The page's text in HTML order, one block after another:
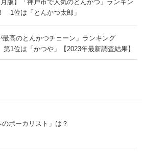
月版】「神戸市で人気のとんかつ」ランキン
1位は「とんかつ太郎」
最高のとんかつチェーン」ランキング
1位は「かつや」【2023年最新調査結果】
ボーカリスト」は？